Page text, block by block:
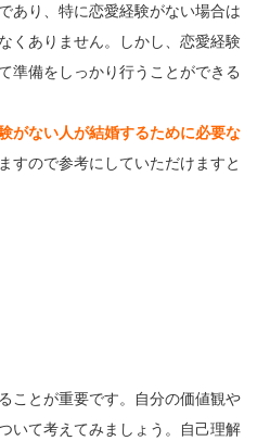
あり、特に恋愛経験がない場合は
くありません。しかし、恋愛経験
準備をしっかり行うことができる
がない人が結婚するために必要な
すので参考にしていただけますと
ことが重要です。自分の価値観や
いて考えてみましょう。自己理解